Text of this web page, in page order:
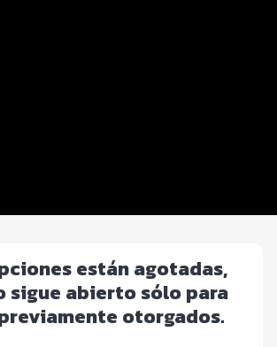
están agotadas,
sigue abierto sólo para
otorgados.